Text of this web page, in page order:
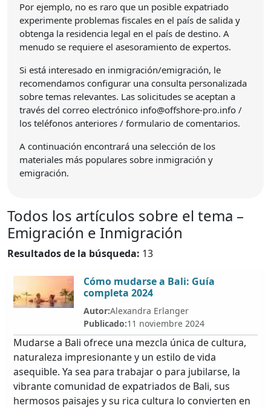
Por ejemplo, no es raro que un posible expatriado
experimente problemas fiscales en el país de salida y
obtenga la residencia legal en el país de destino. A
menudo se requiere el asesoramiento de expertos.
Si está interesado en inmigración/emigración, le
recomendamos configurar una consulta personalizada
sobre temas relevantes. Las solicitudes se aceptan a
través del correo electrónico info@offshore-pro.info /
los teléfonos anteriores / formulario de comentarios.
A continuación encontrará una selección de los
materiales más populares sobre inmigración y
emigración.
Todos los artículos sobre el tema –
Emigración e Inmigración
Resultados de la búsqueda: 13
Cómo mudarse a Bali: Guía
completa 2024
Autor:Alexandra Erlanger
Publicado:11 noviembre 2024
Mudarse a Bali ofrece una mezcla única de cultura,
naturaleza impresionante y un estilo de vida
asequible. Ya sea para trabajar o para jubilarse, la
vibrante comunidad de expatriados de Bali, sus
hermosos paisajes y su rica cultura lo convierten en